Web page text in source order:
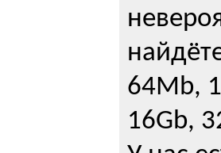
64Mb,
16Gb,